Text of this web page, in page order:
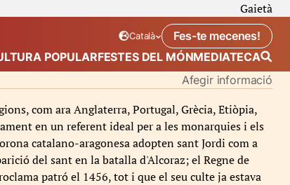
Gaietà
Idioma seleccionat:
Català
. Canviar idiomaFes-te mecenes!
el submenú de “Ecosistema”
POPULARFESTES DEL MÓNMEDIATECA
Afegir informació
com ara Anglaterra, Portugal, Grècia, Etiòpia,
en un referent ideal per a les monarquies i els
catalano-aragonesa adopten sant Jordi com a
del sant en la batalla d'Alcoraz; el Regne de
patró el 1456, tot i que el seu culte ja estava